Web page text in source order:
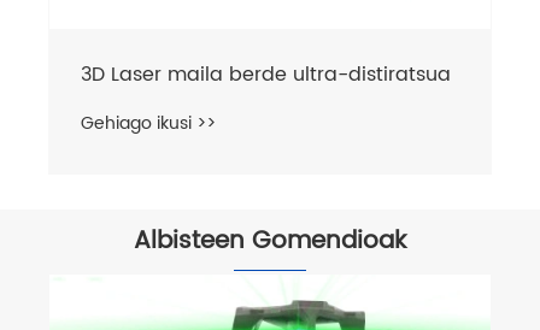
3D Laser maila berde ultra-distiratsua
Gehiago ikusi >>
Albisteen Gomendioak